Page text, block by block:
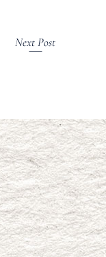
Next Post